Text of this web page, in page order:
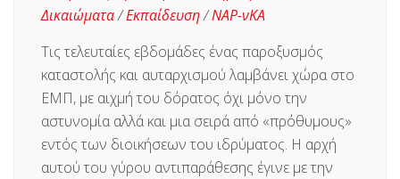
Δικαιώματα/Εκπαίδευση/ΝΑΡ-νΚΑ
Τις τελευταίες εβδομάδες ένας παροξυσμός
καταστολής και αυταρχισμού λαμβάνει χώρα στο
ΕΜΠ, με αιχμή του δόρατος όχι μόνο την
αστυνομία αλλά και μια σειρά από «πρόθυμους»
εντός των διοικήσεων του ιδρύματος. Η αρχή
αυτού του γύρου αντιπαράθεσης έγινε με την